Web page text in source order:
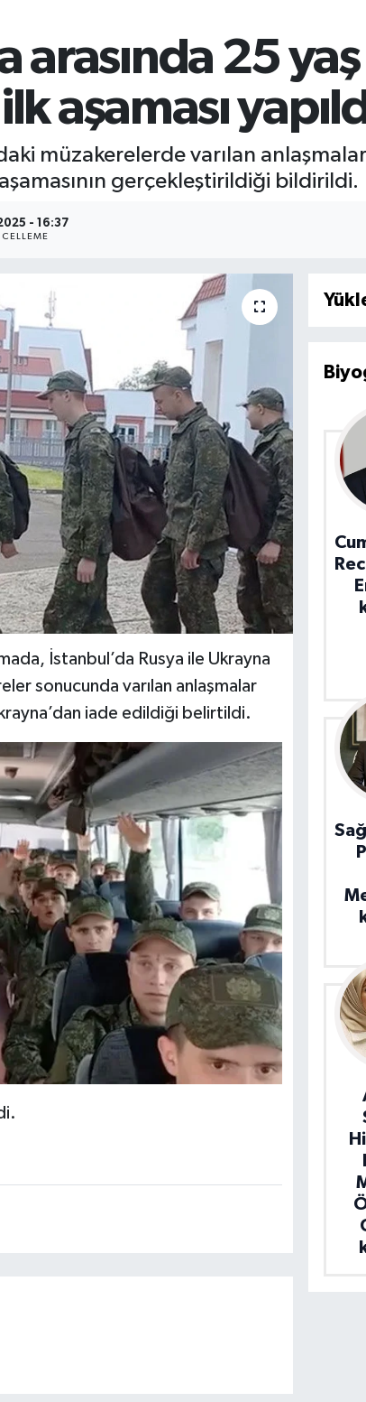
arasında 25 yaş
aşaması
müzakerelerde varılan
gerçekleştirildiği bildirildi.
- 16:37
İstanbul’da Rusya ile Ukrayna
sonucunda varılan anlaşmalar
iade edildiği belirtildi.